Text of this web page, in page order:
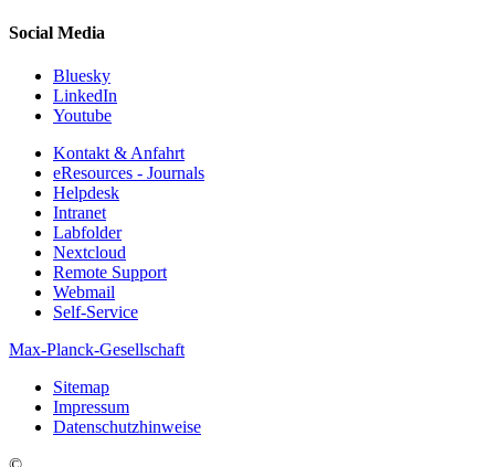
Social Media
Bluesky
LinkedIn
Youtube
Kontakt & Anfahrt
eResources - Journals
Helpdesk
Intranet
Labfolder
Nextcloud
Remote Support
Webmail
Self-Service
Max-Planck-Gesellschaft
Sitemap
Impressum
Datenschutzhinweise